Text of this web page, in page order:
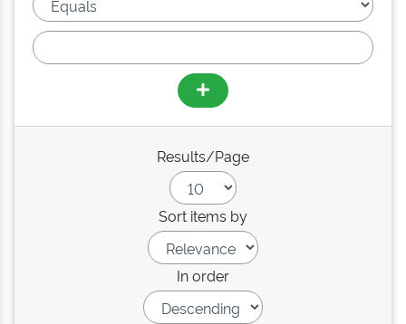
Results/Page
Sort items by
In order